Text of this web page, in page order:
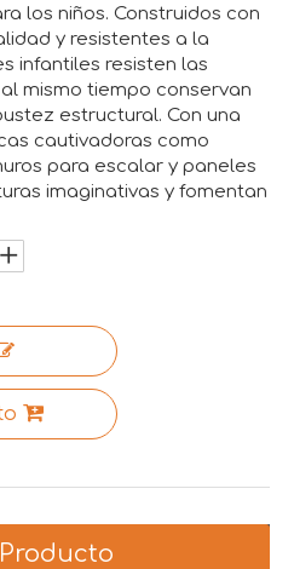
los niños. Construidos con
y resistentes a la
infantiles resisten las
mismo tiempo conservan
estructural. Con una
cautivadoras como
para escalar y paneles
imaginativas y fomentan